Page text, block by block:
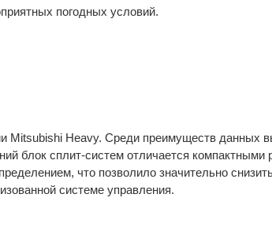
погодных условий.
Mitsubishi Heavy. Среди преимуществ данных
блок сплит-систем отличается компактными
что позволило значительно
системе управления.